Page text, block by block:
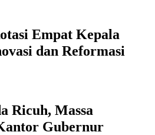
Empat Kepala
dan Reformasi
Ricuh, Massa
Gubernur